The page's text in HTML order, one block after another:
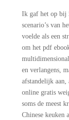
Ik gaf het op bij
scenario’s van
voelde als een
om het pdf
en verlangens,
afstandelijk aan,
online gratis
soms de meest
Chinese keuken